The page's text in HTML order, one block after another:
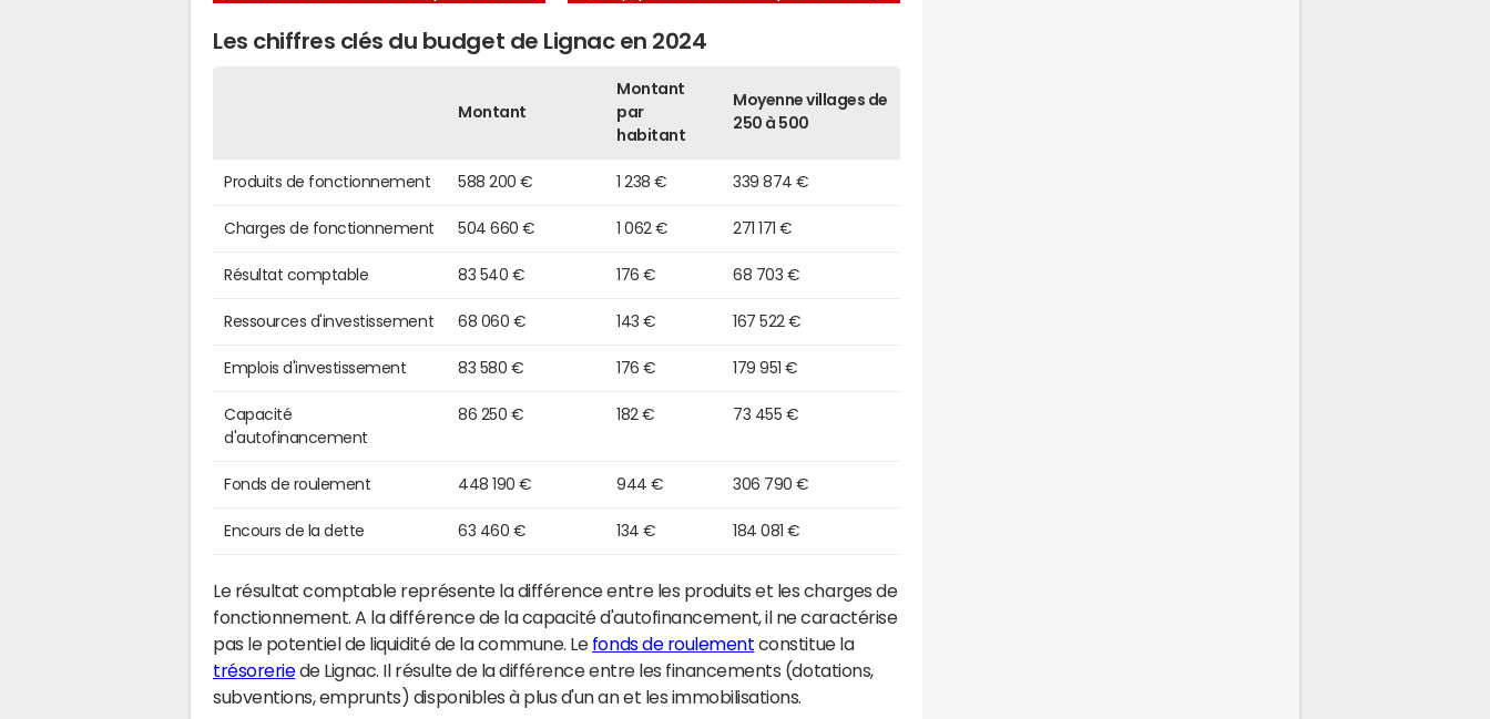
Les chiffres clés du budget de Lignac en 2024
Montant
Montant
par
habitant
Moyenne villages de
250 à 500
Produits de fonctionnement 588 200 € 1 238 € 339 874 €
Charges de fonctionnement 504 660 € 1 062 € 271 171 €
Résultat comptable 83 540 € 176 € 68 703 €
Ressources d'investissement 68 060 € 143 € 167 522 €
Emplois d'investissement 83 580 € 176 € 179 951 €
Capacité
d'autofinancement
86 250 € 182 € 73 455 €
Fonds de roulement 448 190 € 944 € 306 790 €
Encours de la dette 63 460 € 134 € 184 081 €
Le résultat comptable représente la différence entre les produits et les charges de
fonctionnement. A la différence de la capacité d'autofinancement, il ne caractérise
pas le potentiel de liquidité de la commune. Le fonds de roulement constitue la
trésoreriede Lignac. Il résulte de la différence entre les financements (dotations,
subventions, emprunts) disponibles à plus d'un an et les immobilisations.